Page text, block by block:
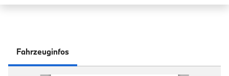
Fahrzeuginfos